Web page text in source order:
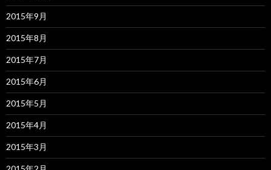
2015年9月
2015年8月
2015年7月
2015年6月
2015年5月
2015年4月
2015年3月